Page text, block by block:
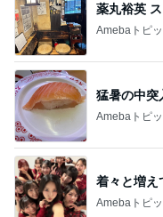
薬丸裕英
Amebaトピ
猛暑の中突
Amebaトピ
着々と増え
Amebaトピ